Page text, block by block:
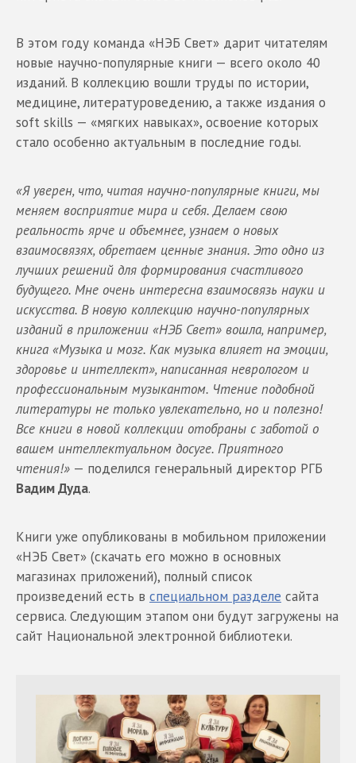
В этом году команда «НЭБ Свет» дарит читателям
новые научно-популярные книги — всего около 40
изданий. В коллекцию вошли труды по истории,
медицине, литературоведению, а также издания о
soft skills — «мягких навыках», освоение которых
стало особенно актуальным в последние годы.
«Я уверен, что, читая научно-популярные книги, мы
меняем восприятие мира и себя. Делаем свою
реальность ярче и объемнее, узнаем о новых
взаимосвязях, обретаем ценные знания. Это одно из
лучших решений для формирования счастливого
будущего. Мне очень интересна взаимосвязь науки и
искусства. В новую коллекцию научно-популярных
изданий в приложении «НЭБ Свет» вошла, например,
книга «Музыка и мозг. Как музыка влияет на эмоции,
здоровье и интеллект», написанная неврологом и
профессиональным музыкантом. Чтение подобной
литературы не только увлекательно, но и полезно!
Все книги в новой коллекции отобраны с заботой о
вашем интеллектуальном досуге. Приятного
чтения!» — поделился генеральный директор РГБ
Вадим Дуда.
Книги уже опубликованы в мобильном приложении
«НЭБ Свет» (скачать его можно в основных
магазинах приложений), полный список
произведений есть в специальном разделе сайта
сервиса. Следующим этапом они будут загружены на
сайт Национальной электронной библиотеки.